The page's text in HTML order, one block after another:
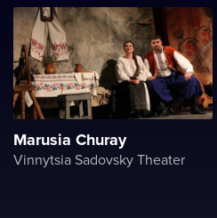
Marusia Churay
Vinnytsia Sadovsky Theater